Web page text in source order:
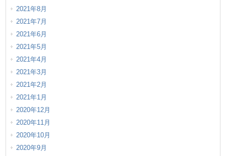
2021年8月
2021年7月
2021年6月
2021年5月
2021年4月
2021年3月
2021年2月
2021年1月
2020年12月
2020年11月
2020年10月
2020年9月